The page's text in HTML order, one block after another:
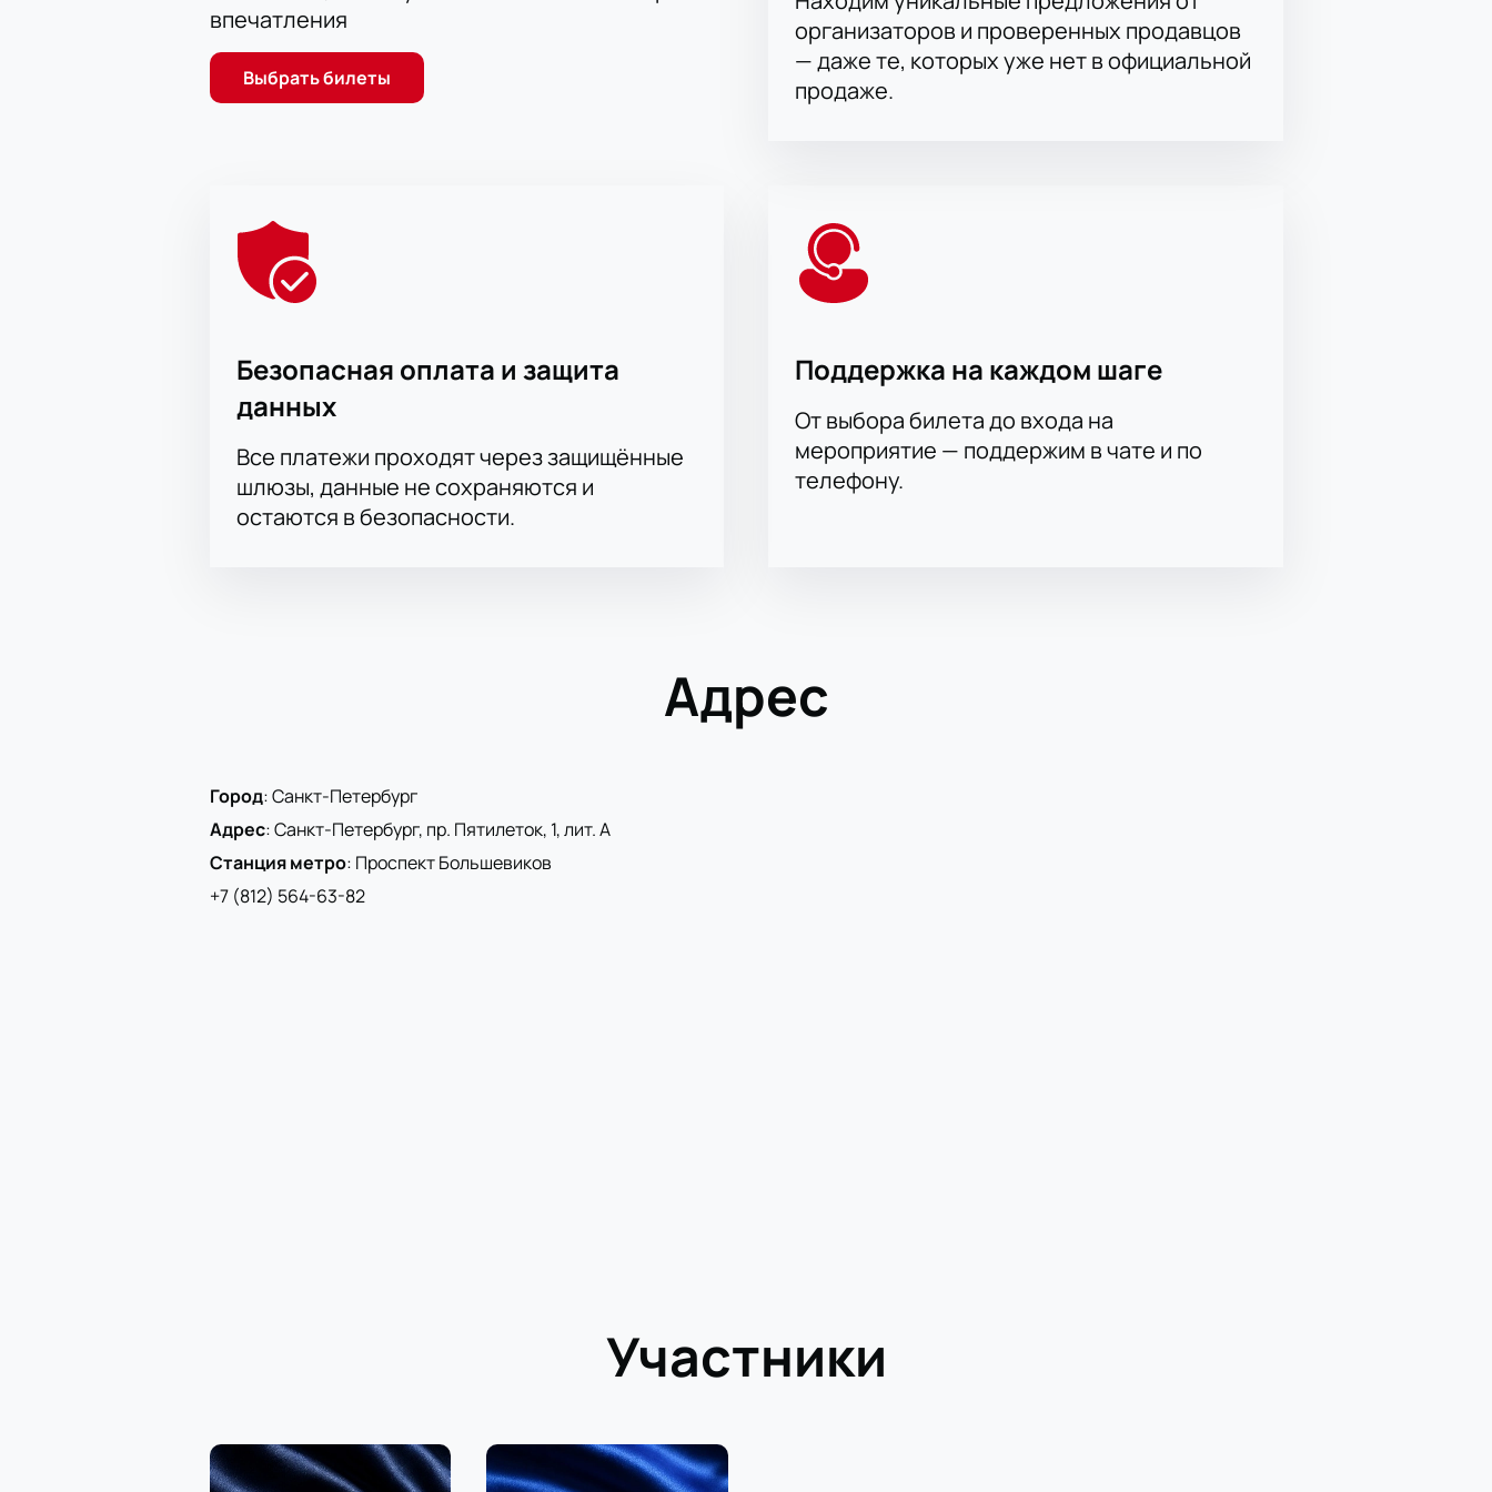
впечатления
Выбрать билеты
организаторов и проверенных продавцов
— даже те, которых уже нет в официальной
продаже.
Безопасная оплата и защита
данных
Все платежи проходят через защищённые
шлюзы, данные не сохраняются и
остаются в безопасности.
Поддержка на каждом шаге
От выбора билета до входа на
мероприятие — поддержим в чате и по
телефону.
Адрес
Город:Санкт-Петербург
Адрес:Санкт-Петербург, пр. Пятилеток, 1, лит. А
Станция метро: Проспект Большевиков
+7 (812) 564-63-82
Участники